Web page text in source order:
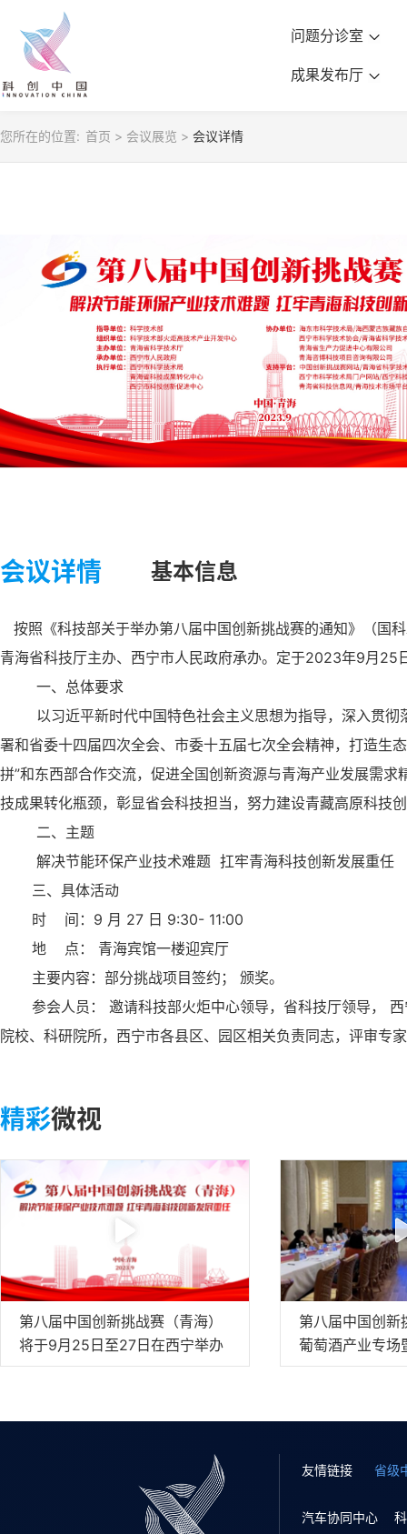
问题分诊室
成果发布厅
您所在的位置: 首页 > 会议展览 > 会议详情
会议详情 基本信息
按照《科技部关于举办第八届中国创新挑战赛的通知》（国
青海省科技厅主办、西宁市人民政府承办。定于2023年9月25
一、总体要求
以习近平新时代中国特色社会主义思想为指导，深入贯彻
署和省委十四届四次全会、市委十五届七次全会精神，打造生
拼”和东西部合作交流，促进全国创新资源与青海产业发展需
技成果转化瓶颈，彰显省会科技担当，努力建设青藏高原科技
二、主题
解决节能环保产业技术难题 扛牢青海科技创新发展重任
三、具体活动
时 间：9 月 27 日 9:30- 11:00
地 点： 青海宾馆一楼迎宾厅
主要内容：部分挑战项目签约； 颁奖。
参会人员： 邀请科技部火炬中心领导，省科技厅领导， 西
院校、科研院所，西宁市各县区、园区相关负责同志，评审专
精彩微视
第八届中国创新挑战赛（青海）
将于9月25日至27日在西宁举办
第八届中国创新
葡萄酒产业专场
对接会在银川举
友情链接 省级
汽车协同中心